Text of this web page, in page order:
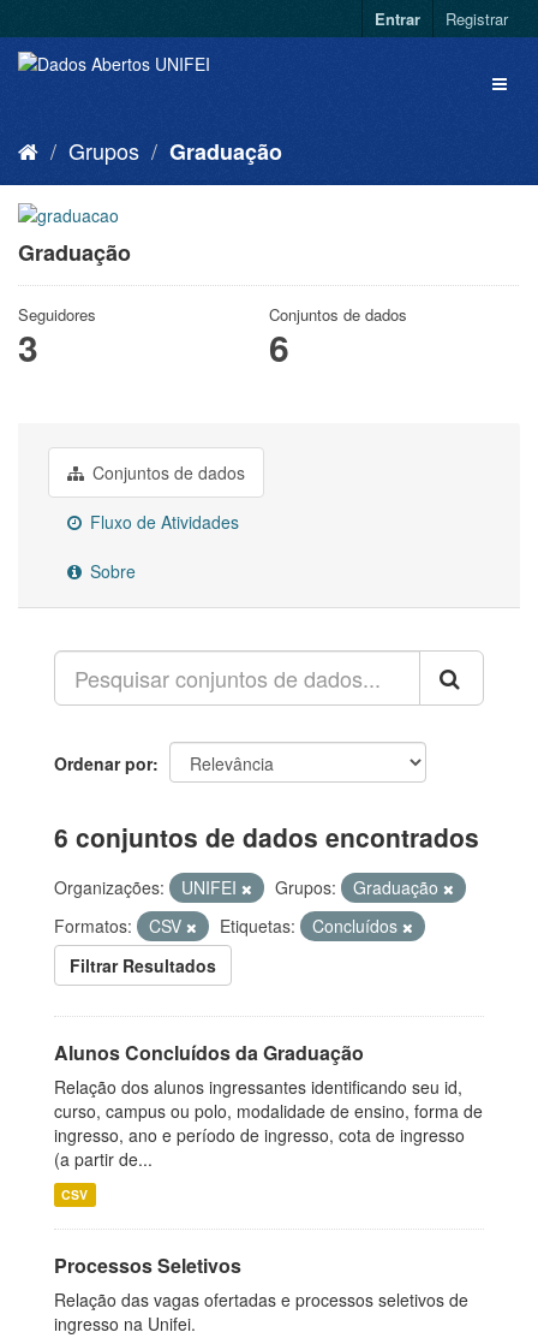
Entrar Registrar
Grupos Graduação
Graduação
Seguidores
3
Conjuntos de dados
6
Conjuntos de dados
Fluxo de Atividades
Sobre
Ordenar por
6 conjuntos de dados encontrados
Organizações: UNIFEI Grupos:
Graduação
Formatos:
CSV Etiquetas:
Concluídos
Filtrar Resultados
Alunos Concluídos da Graduação
Relação dos alunos ingressantes identificando seu id,
curso, campus ou polo, modalidade de ensino, forma de
ingresso, ano e período de ingresso, cota de ingresso
(a partir de...
CSV
Processos Seletivos
Relação das vagas ofertadas e processos seletivos de
ingresso na Unifei.